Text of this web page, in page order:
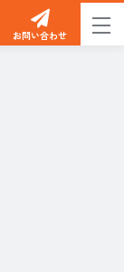
お問い合わせ